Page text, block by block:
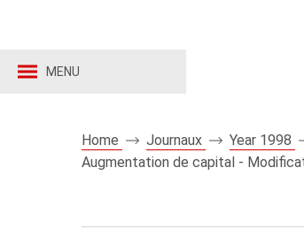
MENU
Home Journaux Year 1998
Augmentation de capital -